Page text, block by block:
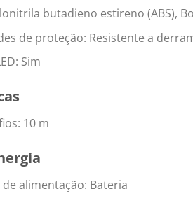
butadieno estireno (ABS),
de proteção: Resistente a
Sim
10 m
alimentação: Bateria